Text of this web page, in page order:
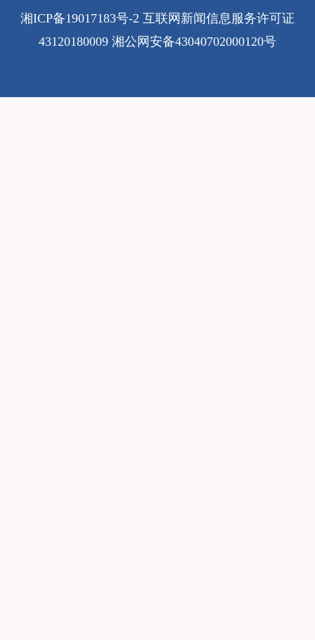
湘ICP备19017183号-2 互联网新闻信息服务许可证
43120180009 湘公网安备43040702000120号